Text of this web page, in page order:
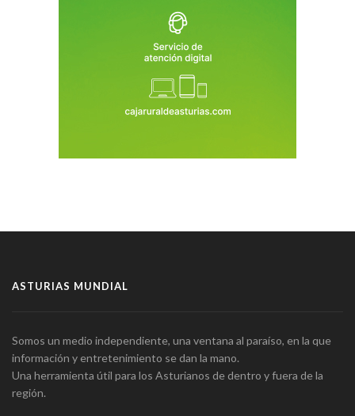
ASTURIAS MUNDIAL
Somos un medio independiente, una ventana al paraíso, en la que
información y entretenimiento se dan la mano.
Una herramienta útil para los Asturianos de dentro y fuera de la
región.